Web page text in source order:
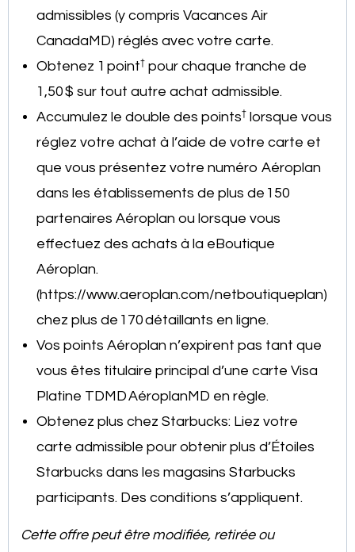
admissibles (y compris Vacances Air
CanadaMD) réglés avec votre carte.
Obtenez 1 point† pour chaque tranche de
1,50 $ sur tout autre achat admissible.
Accumulez le double des points† lorsque vous
réglez votre achat à l’aide de votre carte et
que vous présentez votre numéro Aéroplan
dans les établissements de plus de 150
partenaires Aéroplan ou lorsque vous
effectuez des achats à la eBoutique
Aéroplan.
(https://www.aeroplan.com/netboutiqueplan)
chez plus de 170 détaillants en ligne.
Vos points Aéroplan n’expirent pas tant que
vous êtes titulaire principal d’une carte Visa
Platine TDMD AéroplanMD en règle.
Obtenez plus chez Starbucks: Liez votre
carte admissible pour obtenir plus d’Étoiles
Starbucks dans les magasins Starbucks
participants. Des conditions s’appliquent.
Cette offre peut être modifiée, retirée ou